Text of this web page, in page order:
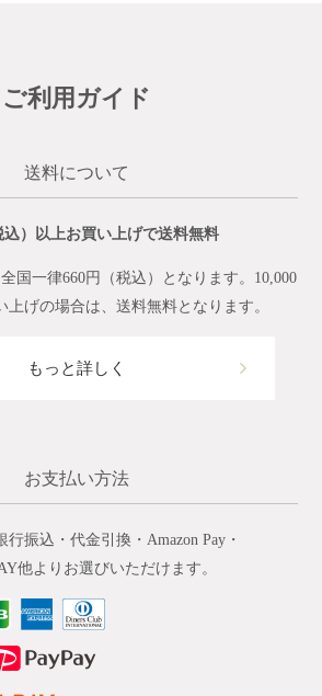
ご利用ガイド
送料について
込）以上お買い上げで送料無料
国一律660円（税込）となります。10,000
上げの場合は、送料無料となります。
もっと詳しく
お支払い方法
振込・代金引換・Amazon Pay・
他よりお選びいただけます。